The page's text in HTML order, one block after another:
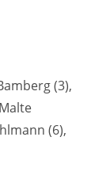
(3),
(6),